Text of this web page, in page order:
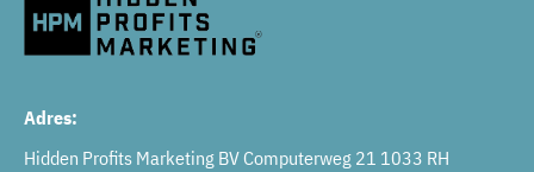
Adres:
Hidden Profits Marketing BV Computerweg 21 1033 RH